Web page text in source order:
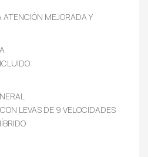
MEJORADA Y
LEVAS DE 9 VELOCIDADES